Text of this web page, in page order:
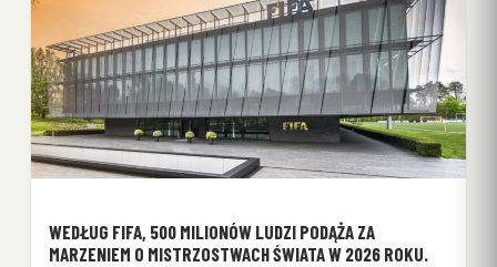
WEDŁUG FIFA, 500 MILIONÓW LUDZI PODĄŻA ZA
MARZENIEM O MISTRZOSTWACH ŚWIATA W 2026 ROKU.